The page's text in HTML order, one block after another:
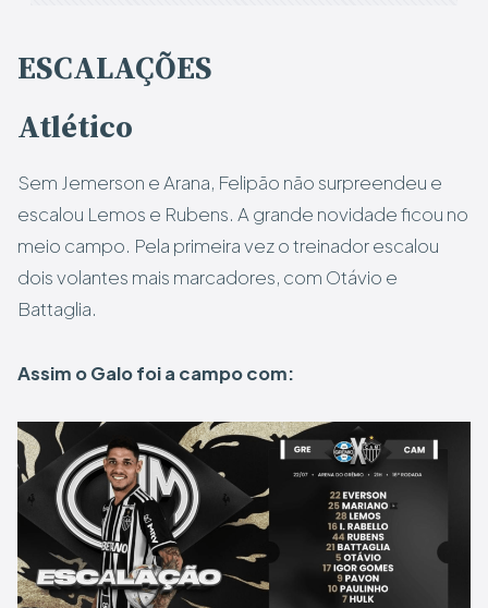
ESCALAÇÕES
Atlético
Sem Jemerson e Arana, Felipão não surpreendeu e
escalou Lemos e Rubens. A grande novidade ficou no
meio campo. Pela primeira vez o treinador escalou
dois volantes mais marcadores, com Otávio e
Battaglia.
Assim o Galo foi a campo com: